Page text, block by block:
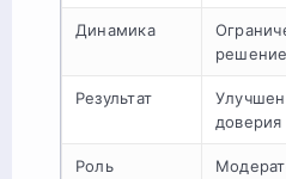
Динамика
Результат
доверия
Роль